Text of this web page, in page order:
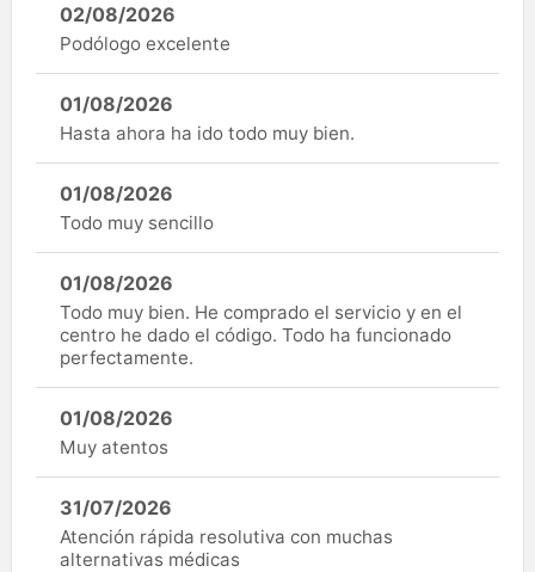
02/08/2026
Podólogo excelente
01/08/2026
Hasta ahora ha ido todo muy bien.
01/08/2026
Todo muy sencillo
01/08/2026
Todo muy bien. He comprado el servicio y en el
centro he dado el código. Todo ha funcionado
perfectamente.
01/08/2026
Muy atentos
31/07/2026
Atención rápida resolutiva con muchas
alternativas médicas